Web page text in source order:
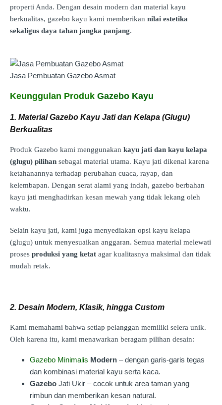
properti Anda. Dengan desain modern dan material kayu
berkualitas, gazebo kayu kami memberikan nilai estetika
sekaligus daya tahan jangka panjang.
Jasa Pembuatan Gazebo Asmat
Keunggulan Produk Gazebo Kayu
1. Material Gazebo Kayu Jati dan Kelapa (Glugu)
Berkualitas
Produk Gazebo kami menggunakan kayu jati dan kayu kelapa
(glugu) pilihan sebagai material utama. Kayu jati dikenal karena
ketahanannya terhadap perubahan cuaca, rayap, dan
kelembapan. Dengan serat alami yang indah, gazebo berbahan
kayu jati menghadirkan kesan mewah yang tidak lekang oleh
waktu.
Selain kayu jati, kami juga menyediakan opsi kayu kelapa
(glugu) untuk menyesuaikan anggaran. Semua material melewati
proses produksi yang ketat agar kualitasnya maksimal dan tidak
mudah retak.
2. Desain Modern, Klasik, hingga Custom
Kami memahami bahwa setiap pelanggan memiliki selera unik.
Oleh karena itu, kami menawarkan beragam pilihan desain:
Gazebo Minimalis Modern – dengan garis-garis tegas
dan kombinasi material kayu serta kaca.
Gazebo Jati Ukir – cocok untuk area taman yang
rimbun dan memberikan kesan natural.